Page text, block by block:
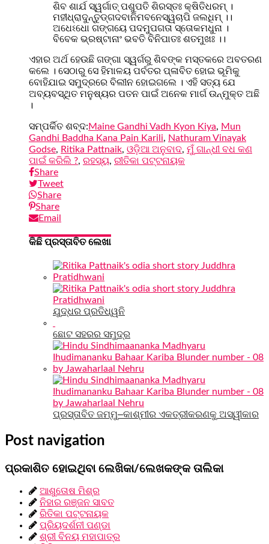
ଶିବ ଶାର୍ଯ ସ୍ୱର୍ଗାତ୍ ପଶୁପତି ଶିରସ୍ତଃ କ୍ଷିତିଧରମ୍ ।
ମହୀଧ୍ରାଦୁନ୍ତୁଡ୍ଗଦବାନିମବନେସ୍ୱଚାପି ଜଲଧିମ୍ ।।
ଅଧେଽଧୋ ଗଙ୍ଗୟେ ପଦମୁପଗତା ସ୍ତୋକମଧୁନା ।
ବିବେକ ଭ୍ରଷ୍ଟାନାଂ ଭବତି ବିନିପାତଃ ଶତମୁଖଃ ।।
ଏହାର ଅର୍ଥ ହେଉଛି ଗଙ୍ଗା ସ୍ୱର୍ଗରୁ ଶିବଙ୍କ ମସ୍ତକରେ ଅବତରଣ
କଲେ । ସେଠାରୁ ସେ ହିମାଳୟ ପର୍ବତର ପ୍ଳାବିତ ହୋଇ ଭୂମିକୁ
ବୋହିଯାଇ ସମୁଦ୍ରରେ ବିଲୀନ ହୋଇଗଲେ । ଏହି ସତ୍ୟ ଯେ
ଅବ୍ୟବସ୍ଥିତ ମନୁଷ୍ୟର ପତନ ପାଇଁ ଅନେକ ମାର୍ଗ ଉନ୍ମୁକ୍ତ ଅଛି
।
ସମ୍ପର୍କିତ ଶବ୍ଦ:Maine Gandhi Vadh Kyon Kiya, Mun
Gandhi Baddha Kana Pain Karili, Nathuram Vinayak
Godse, Ritika Pattnaik, ଓଡ଼ିଆ ଅନୁବାଦ, ମୁଁ ଗାନ୍ଧୀ ବଧ କଣ
ପାଇଁ କରିଲି ?, ରହସ୍ୟ, ରୀତିକା ପଟ୍ଟନାୟକ
Share
Tweet
Share
Share
Email
କିଛି ପ୍ରସ୍ତାବିତ ଲେଖା
ଯୁଦ୍ଧର ପ୍ରତିଧ୍ୱନି
ଛୋଟ ସହରର ସମୁଦ୍ର
ପ୍ରସ୍ତାବିତ ଜମ୍ମୁ–କାଶ୍ମୀର ଏକତ୍ରୀକରଣକୁ ଅସ୍ୱୀକାର
Post navigation
ପ୍ରକାଶିତ ହୋଇଥିବା ଲେଖିକା/ଲେଖକଙ୍କ ତାଲିକା
ଆଶୁତୋଷ ମିଶ୍ର
ନିହାର ରଞ୍ଜନ ସାବତ
ରିତିକା ପଟ୍ଟନାୟକ
ପ୍ରିୟଦର୍ଶନୀ ପଣ୍ଡା
ଶ୍ରୀ ବିନୟ ମହାପାତ୍ର